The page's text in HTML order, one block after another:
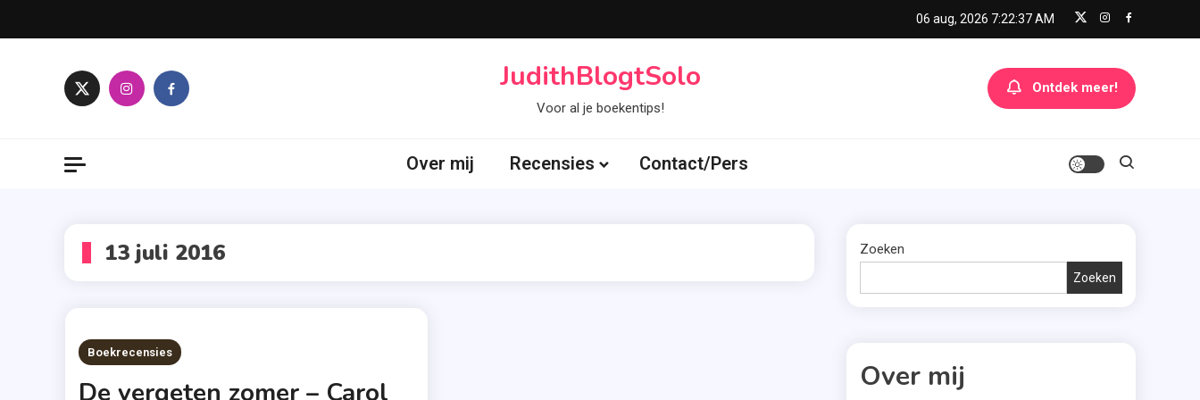
to
06 aug, 2026 7:22:37 AM
JudithBlogtSolo
Voor al je boekentips!
Ontdek meer!
Over mij Recensies Contact/Pers
13 juli 2016
Boekrecensies
De vergeten zomer – Carol
Zoeken
Zoeken
Over mij